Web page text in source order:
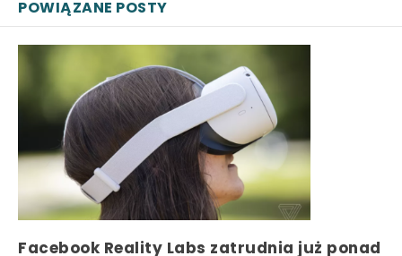
POWIĄZANE POSTY
Facebook Reality Labs zatrudnia już ponad